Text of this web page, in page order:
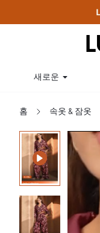
새로운
홈 속옷 & 잠옷